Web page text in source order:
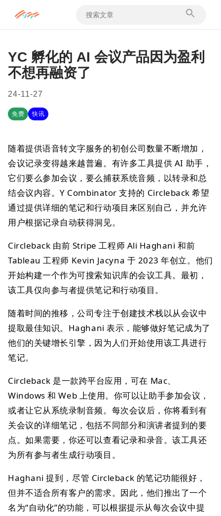
YC 孵化的 AI 会议产品因为盈利
不想再融资了
24-11-27
免费 快讯
随着提供语音转文字服务的初创公司数量不断增加，
会议记录变得越来越普遍。有许多工具提供 AI 助手，
它们要么参加会议，要么捕获系统音频，以转录和总
结会议内容。Y Combinator 支持的 Circleback 希望
通过提供详细的笔记和行动项目来区别自己，并允许
用户根据记录自动获得洞见。
Circleback 由前 Stripe 工程师 Ali Haghani 和前
Tableau 工程师 Kevin Jacyna 于 2023 年创立。他们
开始构建一个作为可搜索知识库的会议工具。最初，
该工具仅向参与者提供笔记和行动项目。
随着时间的推移，公司专注于创建技术栈以从会议中
提取最佳知识。Haghani 表示，能够做好笔记成为了
他们的关键增长引擎，因为人们开始使用该工具进行
笔记。
Circleback 是一款跨平台应用，可在 Mac、
Windows 和 Web 上使用。你可以让助手参加会议，
或者让它从系统录制音频。每次会议后，你将看到有
关会议的详细笔记，包括不同部分和演讲者提到的要
点。如果需要，你还可以查看记录和录音。该工具还
为所有参与者生成行动项目。
Haghani 提到，尽管 Circleback 的笔记功能很好，
但并不适合所有客户的需求。因此，他们推出了一个
名为“自动化”的功能，可以根据提示从每次会议中提